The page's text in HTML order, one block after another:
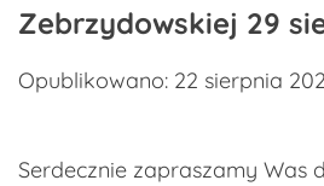
Zebrzydowskiej 29
Opublikowano: 22 sierpnia
Serdecznie zapraszamy Was